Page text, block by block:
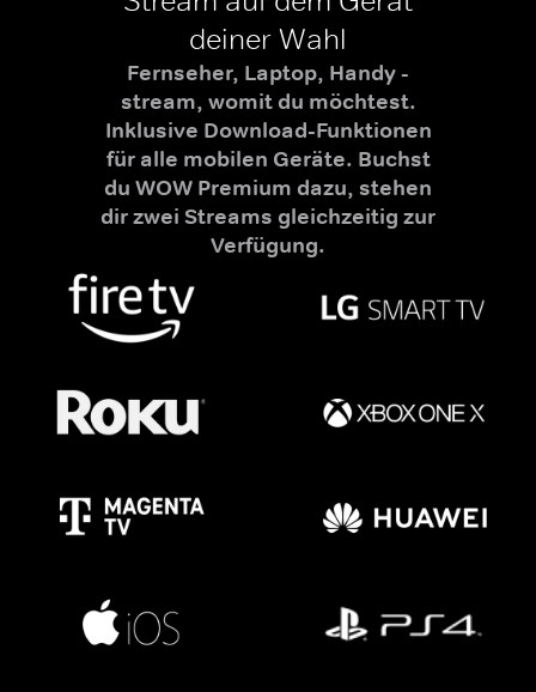
deiner Wahl
Fernseher, Laptop, Handy -
stream, womit du möchtest.
Inklusive Download-Funktionen
für alle mobilen Geräte. Buchst
du WOW Premium dazu, stehen
dir zwei Streams gleichzeitig zur
Verfügung.